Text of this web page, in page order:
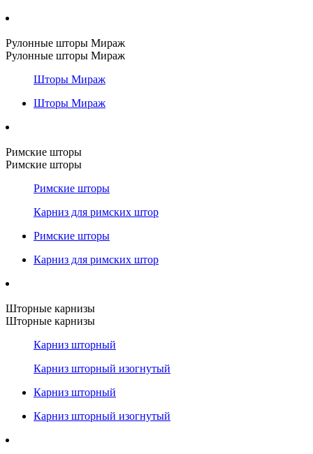
Рулонные шторы Мираж
Рулонные шторы Мираж
Шторы Мираж
Шторы Мираж
Римские шторы
Римские шторы
Римские шторы
Карниз для римских штор
Римские шторы
Карниз для римских штор
Шторные карнизы
Шторные карнизы
Карниз шторный
Карниз шторный изогнутый
Карниз шторный
Карниз шторный изогнутый